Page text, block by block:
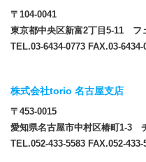
〒104-0041
東京都中央区新富2丁目5-11 フ
TEL.03-6434-0773 FAX.03-6434-
株式会社torio 名古屋支店
〒453-0015
愛知県名古屋市中村区椿町1-3
TEL.052-433-5583 FAX.052-433-